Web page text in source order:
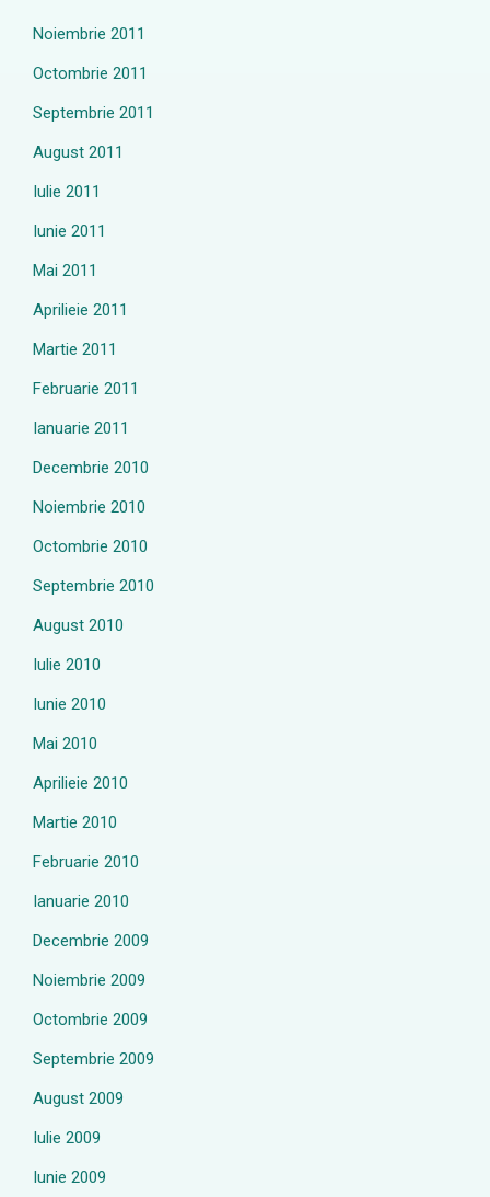
Noiembrie 2011
Octombrie 2011
Septembrie 2011
August 2011
Iulie 2011
Iunie 2011
Mai 2011
Aprilieie 2011
Martie 2011
Februarie 2011
Ianuarie 2011
Decembrie 2010
Noiembrie 2010
Octombrie 2010
Septembrie 2010
August 2010
Iulie 2010
Iunie 2010
Mai 2010
Aprilieie 2010
Martie 2010
Februarie 2010
Ianuarie 2010
Decembrie 2009
Noiembrie 2009
Octombrie 2009
Septembrie 2009
August 2009
Iulie 2009
Iunie 2009